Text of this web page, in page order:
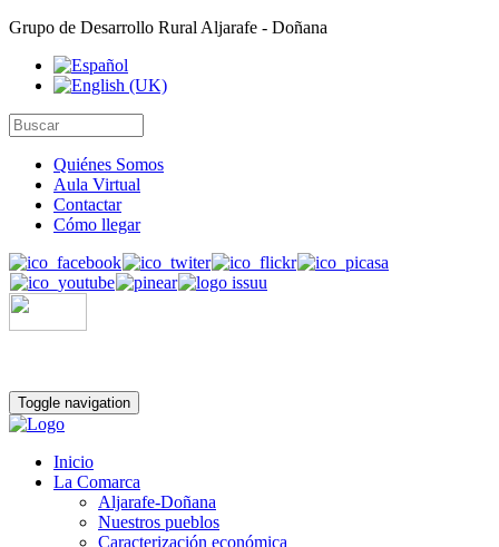
Grupo de Desarrollo Rural Aljarafe - Doñana
Quiénes Somos
Aula Virtual
Contactar
Cómo llegar
Toggle navigation
Inicio
La Comarca
Aljarafe-Doñana
Nuestros pueblos
Caracterización económica